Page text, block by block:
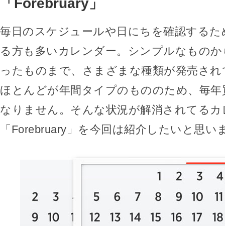
「Forebruary」
毎日のスケジュールや日にちを確認する
る方も多いカレンダー。シンプルなもの
ったものまで、さまざまな種類が発売さ
ほとんどが年間タイプのもののため、毎
なりません。そんな状況が解消されてる
「Forebruary」を今回は紹介したいと思い